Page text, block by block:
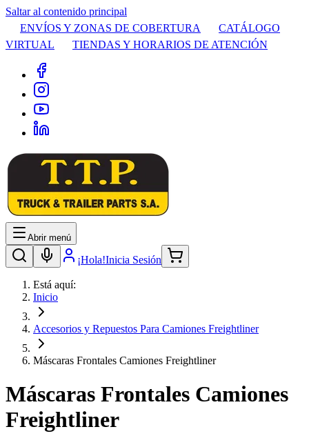
Saltar al contenido principal
ENVÍOS Y ZONAS DE COBERTURA
CATÁLOGO
VIRTUAL
TIENDAS Y HORARIOS DE ATENCIÓN
Abrir menú
¡Hola!Inicia Sesión
Está aquí:
Inicio
Accesorios y Repuestos Para Camiones Freightliner
Máscaras Frontales Camiones Freightliner
Máscaras Frontales Camiones
Freightliner